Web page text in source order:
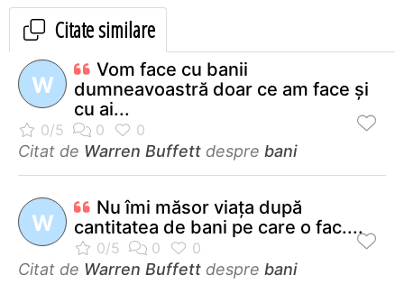
Citate similare
W
Vom face cu banii
dumneavoastră doar ce am face şi
cu ai...
Citat de Warren Buffett despre bani
W
Nu îmi măsor viaţa după
cantitatea de bani pe care o fac....
Citat de Warren Buffett despre bani